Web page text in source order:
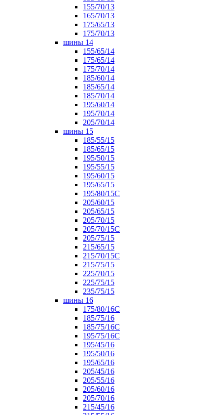
155/70/13
165/70/13
175/65/13
175/70/13
шины 14
155/65/14
175/65/14
175/70/14
185/60/14
185/65/14
185/70/14
195/60/14
195/70/14
205/70/14
шины 15
185/55/15
185/65/15
195/50/15
195/55/15
195/60/15
195/65/15
195/80/15С
205/60/15
205/65/15
205/70/15
205/70/15С
205/75/15
215/65/15
215/70/15C
215/75/15
225/70/15
225/75/15
235/75/15
шины 16
175/80/16С
185/75/16
185/75/16С
195/75/16С
195/45/16
195/50/16
195/65/16
205/45/16
205/55/16
205/60/16
205/70/16
215/45/16